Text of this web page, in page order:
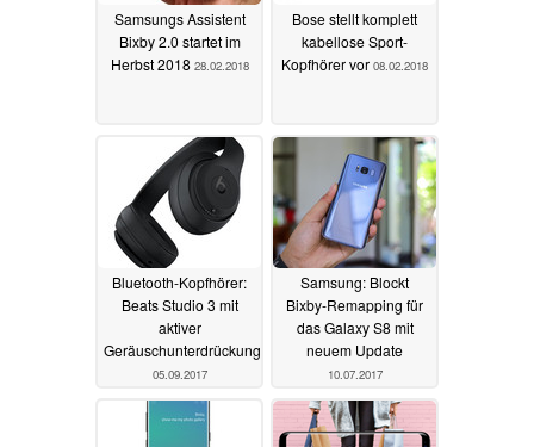
Samsungs Assistent
Bixby 2.0 startet im
Herbst 2018 28.02.2018
Bose stellt komplett
kabellose Sport-
Kopfhörer vor 08.02.2018
Bluetooth-Kopfhörer:
Beats Studio 3 mit
aktiver
Geräuschunterdrückung
05.09.2017
Samsung: Blockt
Bixby-Remapping für
das Galaxy S8 mit
neuem Update
10.07.2017